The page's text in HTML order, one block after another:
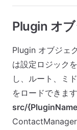
Plugin オ
Plugin オブジェ
は設定ロジック
し、ルート、ミ
をロードできま
src/